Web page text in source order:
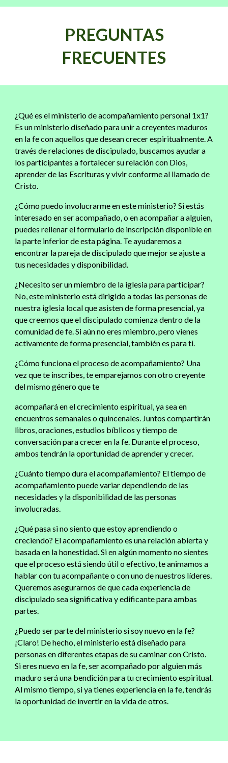
PREGUNTAS
FRECUENTES
¿Qué es el ministerio de acompañamiento personal 1x1?
Es un ministerio diseñado para unir a creyentes maduros
en la fe con aquellos que desean crecer espiritualmente. A
través de relaciones de discipulado, buscamos ayudar a
los participantes a fortalecer su relación con Dios,
aprender de las Escrituras y vivir conforme al llamado de
Cristo.
¿Cómo puedo involucrarme en este ministerio?Si estás
interesado en ser acompañado, o en acompañar a alguien,
puedes rellenar el formulario de inscripción disponible en
la parte inferior de esta página. Te ayudaremos a
encontrar la pareja de discipulado que mejor se ajuste a
tus necesidades y disponibilidad.
¿Necesito ser un miembro de la iglesia para participar?
No, este ministerio está dirigido a todas las personas de
nuestra iglesia local que asisten de forma presencial, ya
que creemos que el discipulado comienza dentro de la
comunidad de fe. Si aún no eres miembro, pero vienes
activamente de forma presencial, también es para ti.
¿Cómo funciona el proceso de acompañamiento? Una
vez que te inscribes, te emparejamos con otro creyente
del mismo género que te
acompañará en el crecimiento espiritual, ya sea en
encuentros semanales o quincenales. Juntos compartirán
libros, oraciones, estudios bíblicos y tiempo de
conversación para crecer en la fe. Durante el proceso,
ambos tendrán la oportunidad de aprender y crecer.
¿Cuánto tiempo dura el acompañamiento? El tiempo de
acompañamiento puede variar dependiendo de las
necesidades y la disponibilidad de las personas
involucradas.
¿Qué pasa si no siento que estoy aprendiendo o
creciendo? El acompañamiento es una relación abierta y
basada en la honestidad. Si en algún momento no sientes
que el proceso está siendo útil o efectivo, te animamos a
hablar con tu acompañante o con uno de nuestros líderes.
Queremos asegurarnos de que cada experiencia de
discipulado sea significativa y edificante para ambas
partes.
¿Puedo ser parte del ministerio si soy nuevo en la fe?
¡Claro! De hecho, el ministerio está diseñado para
personas en diferentes etapas de su caminar con Cristo.
Si eres nuevo en la fe, ser acompañado por alguien más
maduro será una bendición para tu crecimiento espiritual.
Al mismo tiempo, si ya tienes experiencia en la fe, tendrás
la oportunidad de invertir en la vida de otros.